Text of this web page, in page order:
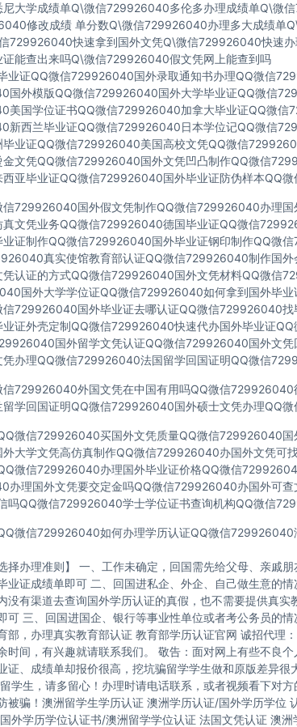
大学成绩单Q\微信729926040多伦多办理成绩单Q\微
修改成绩 单分数Q\微信729926040办理多大成绩单
729926040快速拿到国外文凭Q\微信729926040快速
能查出来吗Q\微信729926040假文凭网上能查到吗
业证QQ微信729926040国外录取通知书办理QQ微信
国外模版QQ微信729926040国外大学毕业证QQ微信
美国学位证书QQ微信729926040加拿大毕业证QQ微信
新西兰毕业证QQ微信729926040日本学位记QQ微信
业证QQ微信729926040美国高校文凭QQ微信
文凭QQ微信729926040国外文凭凹凸制作QQ微信
亚毕业证QQ微信729926040国外毕业证防伪样本QQ
信729926040国外假文凭制作QQ微信729926040办理国
文凭业务QQ微信729926040德国毕业证QQ微信
证制作QQ微信729926040国外毕业证钢印制作QQ微
真实使馆教育部认证QQ微信729926040制作国外
认证的方式QQ微信729926040国外文凭材料QQ微信
国外大学学位证QQ微信729926040如何拿到国外毕
信729926040国外毕业证去哪认证QQ微信729926040找
证外壳定制QQ微信729926040快速代办国外毕业证
国外留学文凭认证QQ微信729926040国外文凭
办理QQ微信729926040法国留学回国证明QQ微信
信729926040外国文凭在中国有用吗QQ微信729926040
学回国证明QQ微信729926040国外硕士文凭办理QQ
微信729926040买国外文凭质量QQ微信729926040国
大学文凭高仿真制作QQ微信729926040办国外文凭可
微信729926040办理国外毕业证价格QQ微信
办理国外文凭要交定金吗QQ微信729926040办国外可
吗QQ微信729926040学士学位证书查询机构QQ微信
微信729926040如何办理学历认证QQ微信729926040
择办理准则】 一、工作未确定，回国需先给父母、亲戚
业证成绩单即可 二、回国进私企、外企、自己做生意的
没有渠道去查询国外学历认证的真假，也不需要提供真实
可 三、回国进国企、银行等事业性单位或者考公务员的
部，办理真实教育部认证 教育部学历认证官网 诚招代理
时间，有兴趣就请联系我们。 敬告：面对网上有些不良
证、成绩单却报价很高，挖坑骗留学学生做和原版差异很
学生，请多留心！办理时请电话联系，或者视频看下对方
被骗！澳洲留学生学历认证 澳洲学历认证/国外学历学位
外学历学位认证书/澳洲留学学位认证 法国文凭认证 澳洲